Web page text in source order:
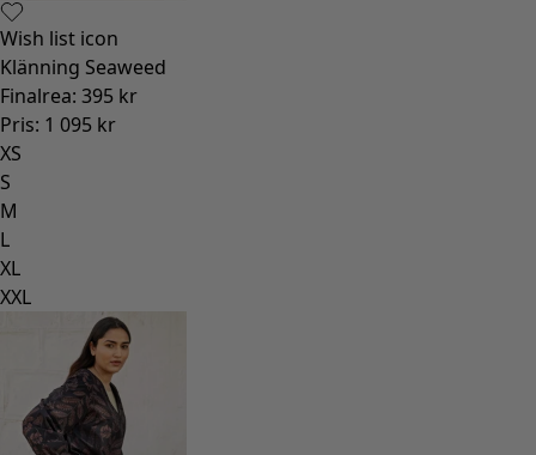
Wish list icon
Klänning Seaweed
Finalrea: 395 kr
Pris: 1 095 kr
XS
S
M
L
XL
XXL